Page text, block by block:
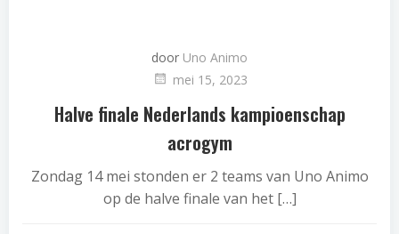
door Uno Animo
mei 15, 2023
Halve finale Nederlands kampioenschap
acrogym
Zondag 14 mei stonden er 2 teams van Uno Animo
op de halve finale van het […]